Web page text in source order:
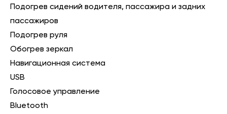
Подогрев сидений водителя, пассажира и задних
пассажиров
Подогрев руля
Обогрев зеркал
Навигационная система
USB
Голосовое управление
Bluetooth